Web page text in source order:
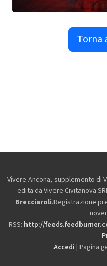
Torna
Vivere Ancona, supplemento di
edita da Vivere Civitanova
Brecciaroli.Registrazione
RSS: http://
Accedi | Pagina